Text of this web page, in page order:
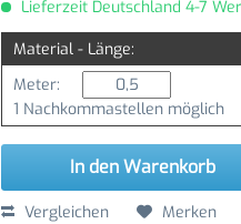
Lieferzeit Deutschland 4-7
Material - Länge:
Meter:
1 Nachkommastellen möglich
In den Warenkorb
Vergleichen Merken